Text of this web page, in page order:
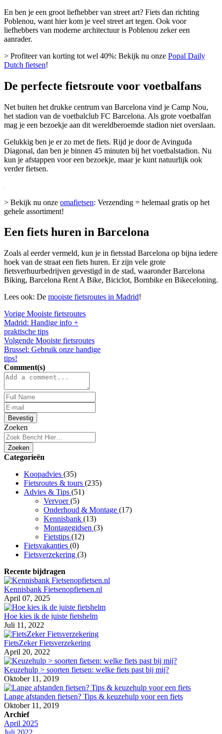
En ben je een groot liefhebber van street art? Fiets dan richting
Poblenou, want hier kom je veel street art tegen. Ook voor
liefhebbers van moderne architectuur is Poblenou zeker een
aanrader.
> Profiteer van korting tot wel 40%: Bekijk nu onze Popal Daily
Dutch fietsen!
De perfecte fietsroute voor voetbalfans
Net buiten het drukke centrum van Barcelona vind je Camp Nou,
het stadion van de voetbalclub FC Barcelona. Als grote voetbalfan
mag je een bezoekje aan dit wereldberoemde stadion niet overslaan.
Gelukkig ben je er zo met de fiets. Rijd je door de Avinguda
Diagonal, dan ben je binnen 45 minuten bij het voetbalstadion. Nu
kun je afstappen voor een bezoekje, maar je kunt natuurlijk ook
verder fietsen.
> Bekijk nu onze omafietsen: Verzending = helemaal gratis op het
gehele assortiment!
Een fiets huren in Barcelona
Zoals al eerder vermeld, kun je in fietsstad Barcelona op bijna iedere
hoek van de straat een fiets huren. Er zijn vele grote
fietsverhuurbedrijven gevestigd in de stad, waaronder Barcelona
Biking, Barcelona Rent A Bike, Biciclot, Bornbike en Bikeceloning.
Lees ook: De mooiste fietsroutes in Madrid!
Vorige Mooiste fietsroutes
Madrid: Handige info +
praktische tips
Volgende Mooiste fietsroutes
Brussel: Gebruik onze handige
tips!
Comment(s)
Bevestig
Zoeken
Zoeken
Categorieën
Koopadvies (35)
Fietsroutes & tours (235)
Advies & Tips (51)
Vervoer(5)
Onderhoud & Montage (17)
Kennisbank (13)
Montagegidsen (3)
Fietstips (12)
Fietsvakanties (0)
Fietsverzekering (3)
Recente bijdragen
Kennisbank Fietsenopfietsen.nl
April 07, 2025
Hoe kies ik de juiste fietshelm
Juli 11, 2022
FietsZeker Fietsverzekering
April 20, 2022
Keuzehulp > soorten fietsen: welke fiets past bij mij?
Oktober 11, 2019
Lange afstanden fietsen? Tips & keuzehulp voor een fiets
Oktober 11, 2019
Archief
April 2025